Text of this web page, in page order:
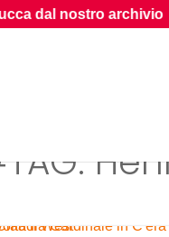
nostro archivio